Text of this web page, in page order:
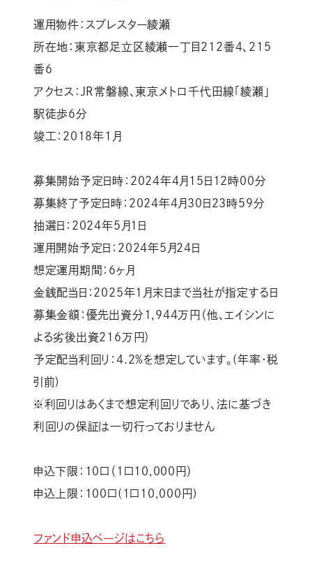
運用物件：スプレスター綾瀬
所在地：東京都足立区綾瀬一丁目212番4、215
番6
アクセス：JR常磐線、東京メトロ千代田線「綾瀬」
駅徒歩6分
竣工：2018年1月
募集開始予定日時：2024年4月15日12時00分
募集終了予定日時：2024年4月30日23時59分
抽選日：2024年5月1日
運用開始予定日：2024年5月24日
想定運用期間：6ヶ月
金銭配当日：2025年1月末日まで当社が指定する日
募集金額：優先出資分1,944万円（他、エイシンに
よる劣後出資216万円）
予定配当利回り：4.2%を想定しています。(年率・税
引前)
※利回りはあくまで想定利回りであり、法に基づき
利回りの保証は一切行っておりません
申込下限：10口（1口10,000円）
申込上限：100口(1口10,000円)
ファンド申込ページはこちら